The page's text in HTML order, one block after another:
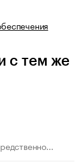
с тем же